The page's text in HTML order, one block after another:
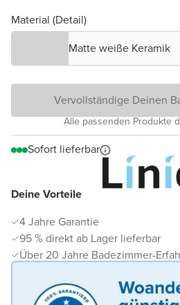
Deine Vorteile
4 Jahre Garantie
95 % direkt ab Lager lieferbar
Über 20 Jahre Badezimmer-
Material (Detail)
Matte weiße Keramik
Vervollständige Deinen
Alle passenden Produkte
Sofort lieferbar